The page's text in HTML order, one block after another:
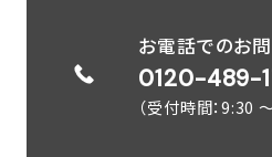
お電話でのお
0120-489-
（受付時間：9:30